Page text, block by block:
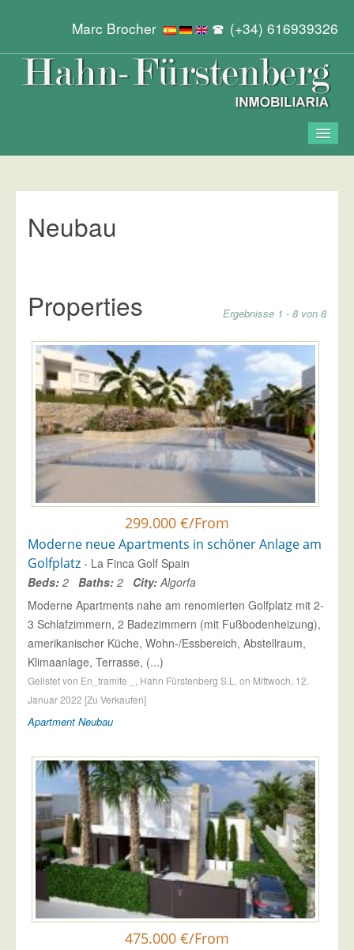
Marc Brocher (+34) 616939326
Kontakt
Neubau
Properties Ergebnisse 1 - 8 von 8
299.000 €/From
Moderne neue Apartments in schöner Anlage am
Golfplatz - La Finca Golf Spain
Beds: 2 Baths: 2 City:Algorfa
Moderne Apartments nahe am renomierten Golfplatz mit 2-
3 Schlafzimmern, 2 Badezimmern (mit Fußbodenheizung),
amerikanischer Küche, Wohn-/Essbereich, Abstellraum,
Klimaanlage, Terrasse, (...)
Gelistet von En_tramite _, Hahn Fürstenberg S.L. on Mittwoch, 12.
Januar 2022 [Zu Verkaufen]
Apartment Neubau
475.000 €/From